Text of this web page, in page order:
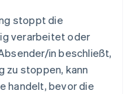
stoppt die
verarbeitet oder
in beschließt,
zu stoppen, kann
handelt, bevor die